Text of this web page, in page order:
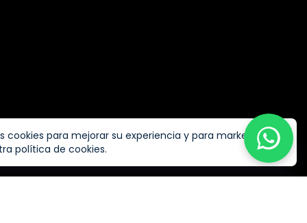
cookies para mejorar su experiencia y para marketing.
política de cookies.